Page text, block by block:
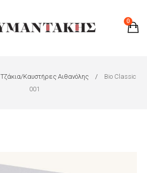
0
Τζάκια/Καυστήρες Αιθανόλης
Bio Classic
001